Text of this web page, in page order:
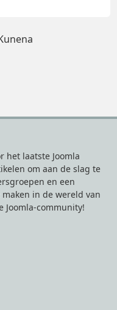
het laatste Joomla
om aan de slag te
en een
in de wereld van
Joomla-community!